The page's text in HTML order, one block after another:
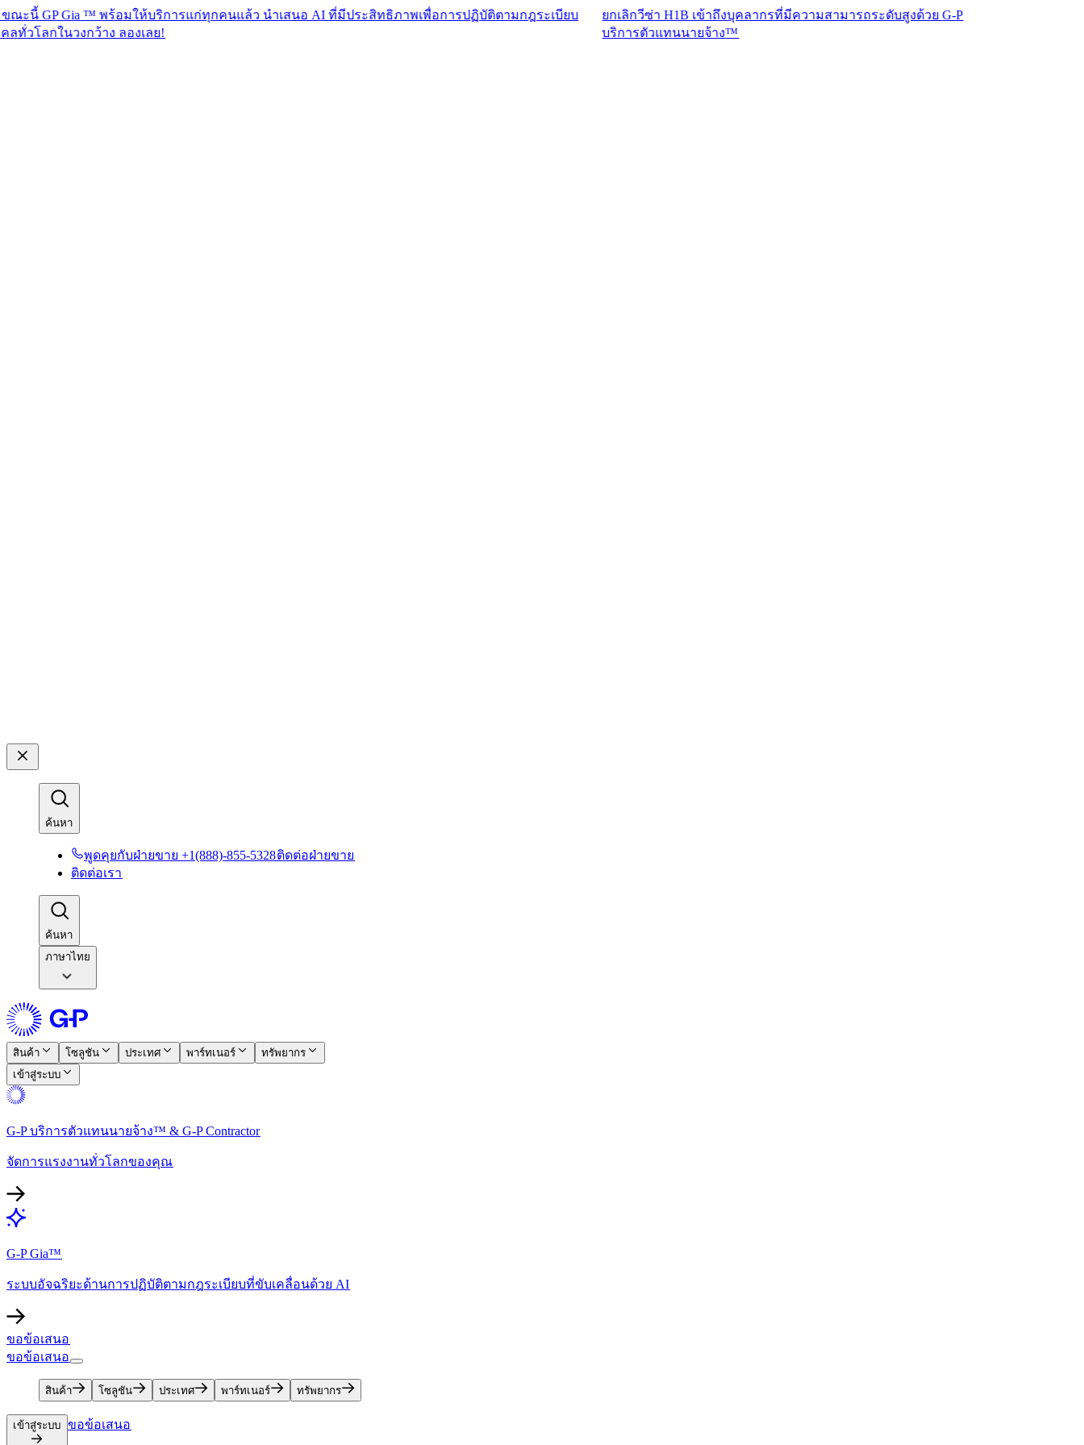
™ พร้อมให้บริการแก่ทุกคนแล้ว นำเสนอ AI ที่มีประสิทธิภาพเพื่อการปฏิบัติตามกฎระเบียบ
วงกว้าง ลองเลย!​​
ยกเลิกวีซ่า H1B เข้าถึงบุคลากรที่มีความสามารถระดับสูงด้วย G-P
บริการตัวแทนนายจ้าง™​​
ค้นหา​​
พูดคุยกับฝ่ายขาย +1(888)-855-5328​​ติดต่อฝ่ายขาย​​
ติดต่อเรา​​
ค้นหา​​
ภาษาไทย
สินค้า​​ โซลูชัน​​ ประเทศ​​ พาร์ทเนอร์​​
ทรัพยากร​​
เข้าสู่ระบบ​​
G-P บริการตัวแทนนายจ้าง™ & G-P Contractor​​
จัดการแรงงานทั่วโลกของคุณ​​
G-P Gia™​​
ระบบอัจฉริยะด้านการปฏิบัติตามกฎระเบียบที่ขับเคลื่อนด้วย AI​​
ขอข้อเสนอ​​
ขอข้อเสนอ​​
สินค้า​​ โซลูชัน​​ ประเทศ​​ พาร์ทเนอร์​​ ทรัพยากร​​
เข้าสู่ระบบ​​ ขอข้อเสนอ​​